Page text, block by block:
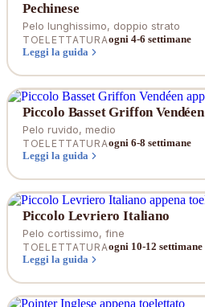
Pechinese
Pelo lunghissimo, doppio strato
TOELETTATURAogni 4-6 settimane
Leggi la guida
Piccolo Basset Griffon Vendéen
Pelo ruvido, medio
TOELETTATURAogni 6-8 settimane
Leggi la guida
Piccolo Levriero Italiano
Pelo cortissimo, fine
TOELETTATURAogni 10-12 settimane
Leggi la guida